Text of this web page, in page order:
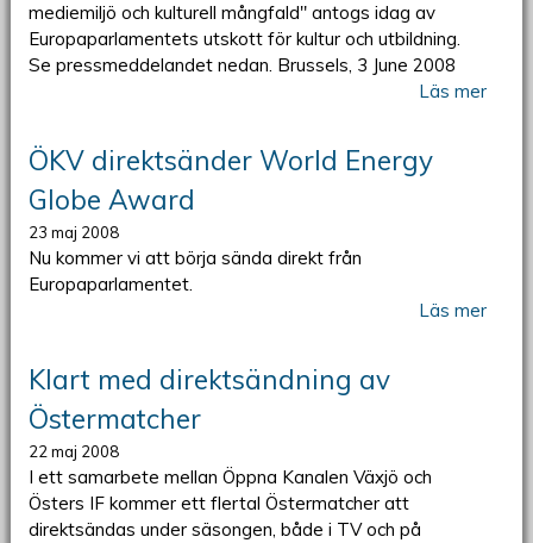
mediemiljö och kulturell mångfald" antogs idag av
Europaparlamentets utskott för kultur och utbildning.
Se pressmeddelandet nedan. Brussels, 3 June 2008
Läs mer
ÖKV direktsänder World Energy
Globe Award
23 maj 2008
Nu kommer vi att börja sända direkt från
Europaparlamentet.
Läs mer
Klart med direktsändning av
Östermatcher
22 maj 2008
I ett samarbete mellan Öppna Kanalen Växjö och
Östers IF kommer ett flertal Östermatcher att
direktsändas under säsongen, både i TV och på